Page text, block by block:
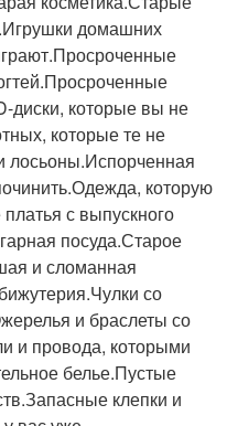
домашних
диски, которые вы не
которые те не
которую
с выпускного
посуда.Старое
и сломанная
со
и браслеты со
и провода, которыми
белье.Пустые
клепки и